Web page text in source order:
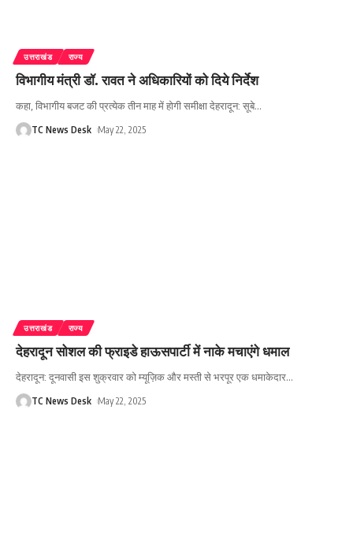
उत्तराखंड राज्य
विभागीय मंत्री डॉ. रावत ने अधिकारियों को दिये निर्देश
कहा, विभागीय बजट की प्रत्येक तीन माह में होगी समीक्षा देहरादून: सूबे…
TC News Desk May 22, 2025
उत्तराखंड राज्य
देहरादून सोशल की फ्राइडे हाऊसपार्टी में नाके मचाएंगे धमाल
देहरादून: दूनवासी इस शुक्रवार को म्यूज़िक और मस्ती से भरपूर एक धमाकेदार…
TC News Desk May 22, 2025